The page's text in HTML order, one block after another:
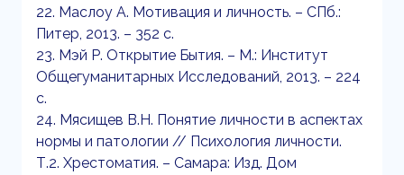
22. Маслоу А. Мотивация и личность. – СПб.:
Питер, 2013. – 352 с.
23. Мэй Р. Открытие Бытия. – М.: Институт
Общегуманитарных Исследований, 2013. – 224
с.
24. Мясищев В.Н. Понятие личности в аспектах
нормы и патологии // Психология личности.
Т.2. Хрестоматия. – Самара: Изд. Дом